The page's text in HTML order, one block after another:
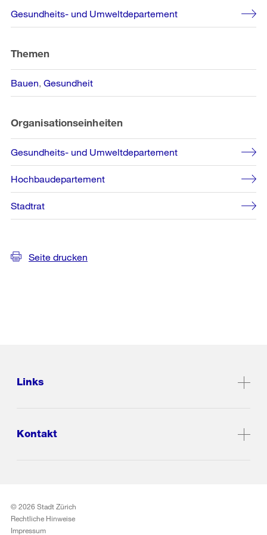
Weitere
Informationen
Gesundheits- und Umweltdepartement
Themen
Bauen Gesundheit
Organisationseinheiten
Gesundheits- und Umweltdepartement
Hochbaudepartement
Stadtrat
Seite drucken
Links
Kontakt
© 2026 Stadt Zürich
Rechtliche Hinweise
Impressum